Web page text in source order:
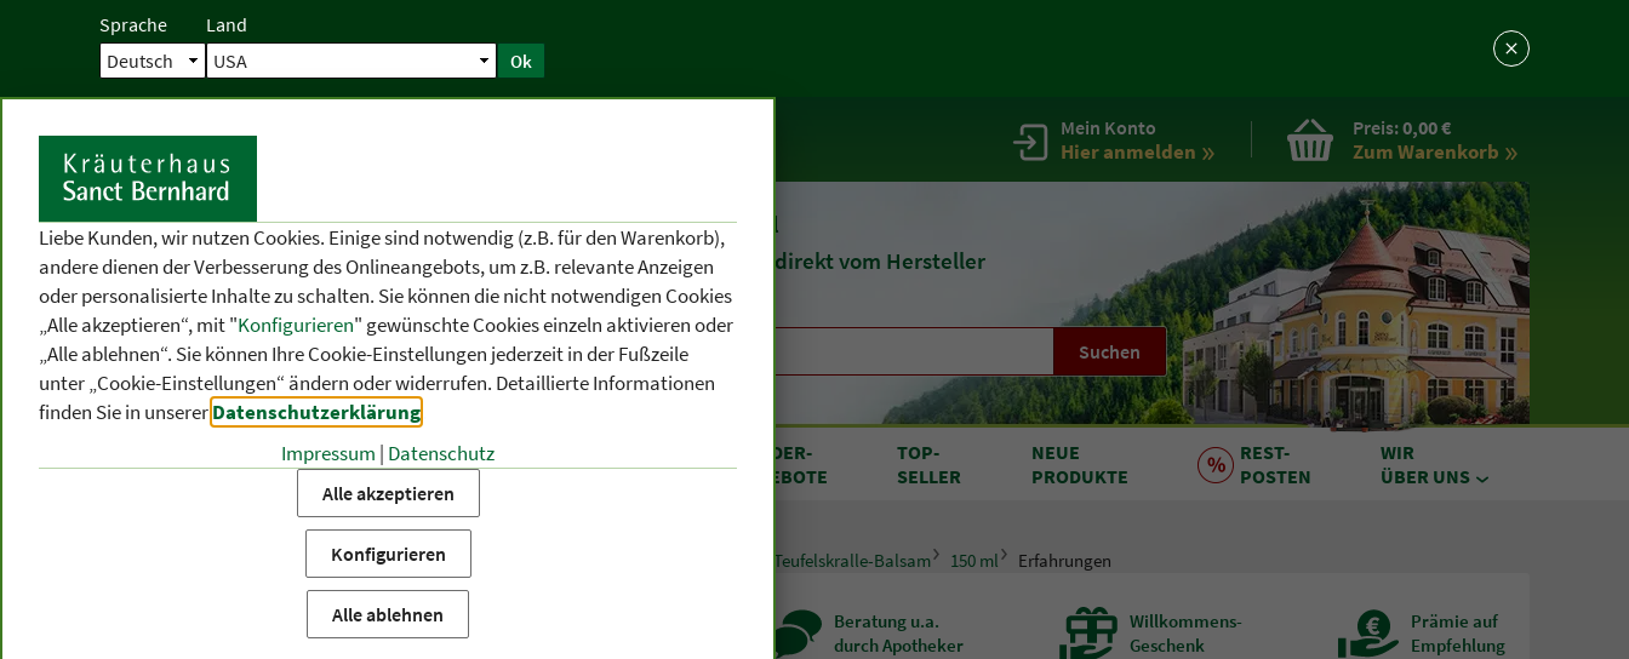
Sprache Land
Ok
Startseite Mein Konto
Hier anmelden
Preis:0,00 €
Zum Warenkorb
Seit 1903Naturheilmittel
undKosmetik direkt vom Hersteller
Suchen
KATEGORIEN
THEMEN-
BEREICHE
VON A BIS Z
SONDER-
ANGEBOTE
TOP-
SELLER
NEUE
PRODUKTE
REST-
POSTEN
WIR
ÜBER UNS
Startseite Produktkategorien Teufelskralle-Balsam 150 ml Erfahrungen
versandkostenfrei
Beratung u.a.
durch Apotheker
Willkommens-
Geschenk
Prämie auf
Empfehlung
Liebe Kunden, wir nutzen Cookies. Einige sind notwendig (z.B. für den Warenkorb),
andere dienen der Verbesserung des Onlineangebots, um z.B. relevante Anzeigen
oder personalisierte Inhalte zu schalten. Sie können die nicht notwendigen Cookies
„Alle akzeptieren“, mit "Konfigurieren" gewünschte Cookies einzeln aktivieren oder
„Alle ablehnen“. Sie können Ihre Cookie-Einstellungen jederzeit in der Fußzeile
unter „Cookie-Einstellungen“ ändern oder widerrufen. Detaillierte Informationen
finden Sie in unsererDatenschutzerklärung
Impressum | Datenschutz
Alle akzeptieren
Konfigurieren
Alle ablehnen